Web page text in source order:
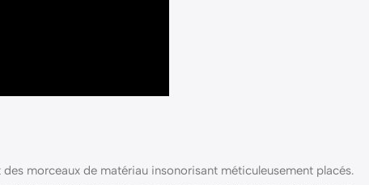
morceaux de matériau insonorisant méticuleusement placés.